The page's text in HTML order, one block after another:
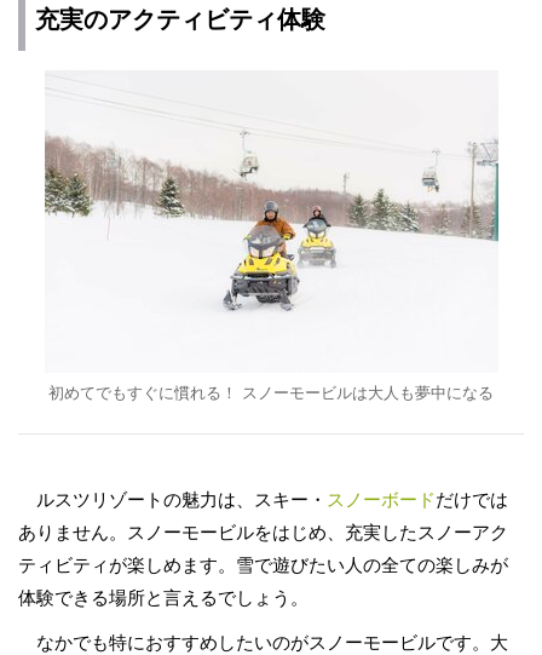
充実のアクティビティ体験
初めてでもすぐに慣れる！ スノーモービルは大人も夢中になる
ルスツリゾートの魅力は、スキー・ スノーボードだけでは
ありません。スノーモービルをはじめ、充実したスノーアク
ティビティが楽しめます。雪で遊びたい人の全ての楽しみが
体験できる場所と言えるでしょう。
なかでも特におすすめしたいのがスノーモービルです。大